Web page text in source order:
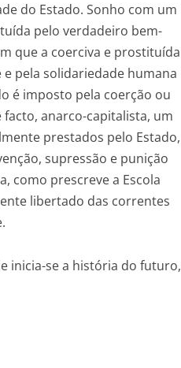
do Estado. Sonho com um
pelo verdadeiro bem-
que a coerciva e prostituída
pela solidariedade humana
é imposto pela coerção ou
anarco-capitalista, um
prestados pelo Estado,
supressão e punição
como prescreve a Escola
libertado das correntes
inicia-se a história do futuro,